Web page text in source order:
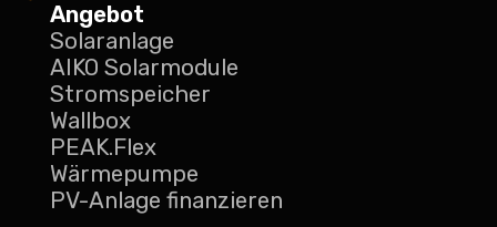
Angebot
Solaranlage
AIKO Solarmodule
Stromspeicher
Wallbox
PEAK.Flex
Wärmepumpe
PV-Anlage finanzieren